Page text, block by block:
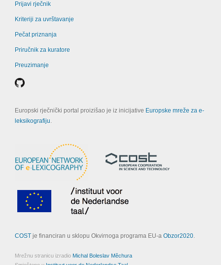
Prijavi rječnik
Kriteriji za uvrštavanje
Pečat priznanja
Priručnik za kuratore
Preuzimanje
Europski rječnički portal proizišao je iz inicijative Europske mreže za e-
leksikografiju.
COSTje financiran u sklopu Okvirnoga programa EU-a Obzor2020.
Mrežnu stranicu izradio Michal Boleslav Měchura